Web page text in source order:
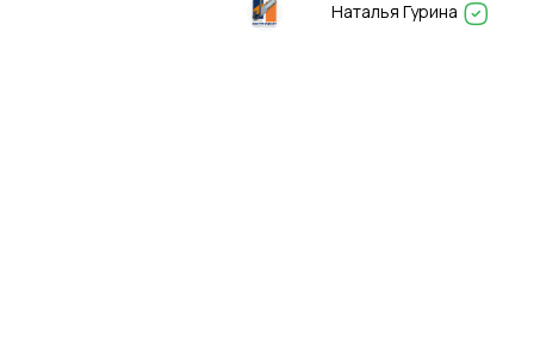
Наталья Гурина